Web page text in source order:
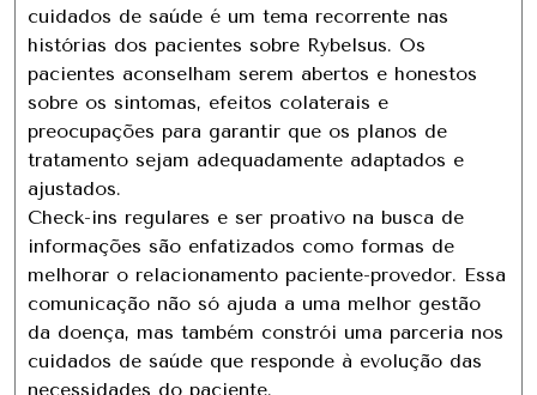
cuidados de saúde é um tema recorrente nas
histórias dos pacientes sobre Rybelsus. Os
pacientes aconselham serem abertos e honestos
sobre os sintomas, efeitos colaterais e
preocupações para garantir que os planos de
tratamento sejam adequadamente adaptados e
ajustados.
Check-ins regulares e ser proativo na busca de
informações são enfatizados como formas de
melhorar o relacionamento paciente-provedor. Essa
comunicação não só ajuda a uma melhor gestão
da doença, mas também constrói uma parceria nos
cuidados de saúde que responde à evolução das
necessidades do paciente.